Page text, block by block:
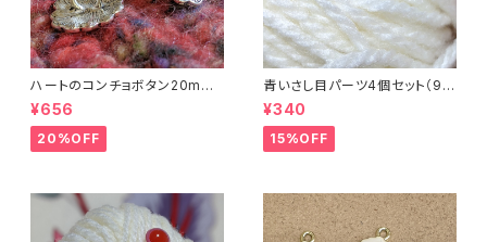
ハートのコンチョボタン20mm
（4個入り）
¥656
20%OFF
青いさし目パーツ4個セット（9m
m）（プラスチックドールアイ）
¥340
15%OFF